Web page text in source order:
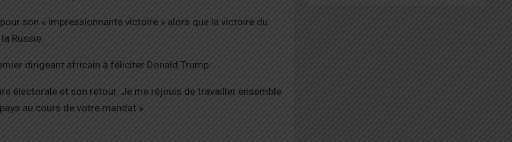
son « impressionnante victoire » alors que la victoire du
Russie.
dirigeant africain à féliciter Donald Trump :
électorale et son retour. Je me réjouis de travailler ensemble
au cours de votre mandat ».